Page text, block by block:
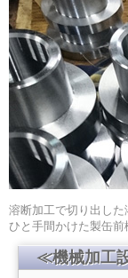
溶断加工で切り出した
ひと手間かけた製缶前
≪機械加工